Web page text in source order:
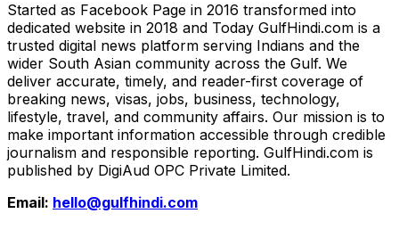
Started as Facebook Page in 2016 transformed into
dedicated website in 2018 and Today GulfHindi.com is a
trusted digital news platform serving Indians and the
wider South Asian community across the Gulf. We
deliver accurate, timely, and reader-first coverage of
breaking news, visas, jobs, business, technology,
lifestyle, travel, and community affairs. Our mission is to
make important information accessible through credible
journalism and responsible reporting. GulfHindi.com is
published by DigiAud OPC Private Limited.
Email: hello@gulfhindi.com